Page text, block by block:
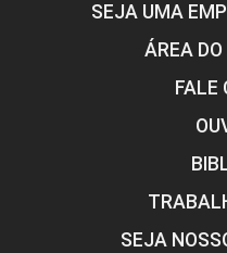
SEJA UMA
ÁREA
FALE
SEJA